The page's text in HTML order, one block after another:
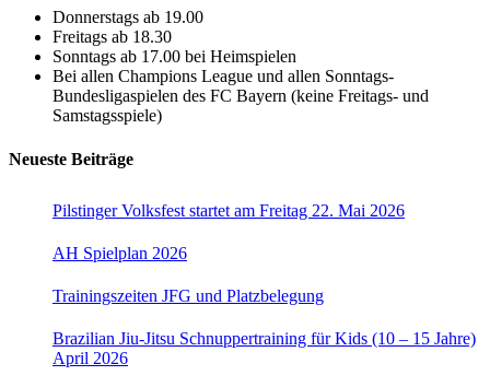
Donnerstags ab 19.00
Freitags ab 18.30
Sonntags ab 17.00 bei Heimspielen
Bei allen Champions League und allen Sonntags-
Bundesligaspielen des FC Bayern (keine Freitags- und
Samstagsspiele)
Neueste Beiträge
Pilstinger Volksfest startet am Freitag 22. Mai 2026
AH Spielplan 2026
Trainingszeiten JFG und Platzbelegung
Brazilian Jiu-Jitsu Schnuppertraining für Kids (10 – 15 Jahre)
April 2026